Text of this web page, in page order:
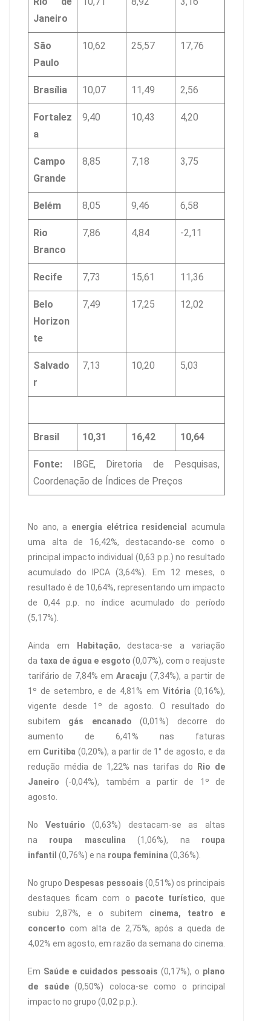
Janeiro
São
Paulo
10,62 25,57 17,76
Brasília 10,07 11,49 2,56
Fortalez
a
9,40 10,43 4,20
Campo
Grande
8,85 7,18 3,75
Belém 8,05 9,46 6,58
Rio
Branco
7,86 4,84 -2,11
Recife 7,73 15,61 11,36
Belo
Horizon
te
7,49 17,25 12,02
Salvado
r
7,13 10,20 5,03
Brasil 10,31 16,42 10,64
Fonte: IBGE, Diretoria de Pesquisas,
Coordenação de Índices de Preços
No ano, a energia elétrica residencial
acumula
uma alta de 16,42%, destacando-se como o
principal impacto individual (0,63 p.p.) no resultado
acumulado do IPCA (3,64%). Em 12 meses, o
resultado é de 10,64%, representando um impacto
de 0,44 p.p. no índice acumulado do período
(5,17%).
Ainda em Habitação, destaca-se a variação
da taxa de água e esgoto (0,07%), com o reajuste
tarifário de 7,84% em Aracaju (7,34%), a partir de
1º de setembro, e de 4,81% em Vitória (0,16%),
vigente desde 1º de agosto. O resultado do
subitem gás encanado (0,01%) decorre do
aumento de 6,41% nas faturas
em Curitiba (0,20%), a partir de 1° de agosto, e da
redução média de 1,22% nas tarifas do
Rio de
Janeiro (-0,04%), também a partir de 1º de
agosto.
No Vestuário (0,63%) destacam-se as altas
na roupa masculina (1,06%), na roupa
infantil (0,76%) e na roupa feminina (0,36%).
No grupo Despesas pessoais (0,51%) os principais
destaques ficam com o pacote turístico, que
subiu 2,87%, e o subitem cinema, teatro e
concerto com alta de 2,75%, após a queda de
4,02% em agosto, em razão da semana do cinema.
Em Saúde e cuidados pessoais (0,17%), o plano
de saúde(0,50%) coloca-se como o principal
impacto no grupo (0,02 p.p.).